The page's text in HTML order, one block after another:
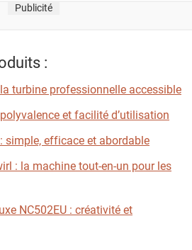
Publicité
:
turbine professionnelle accessible
et facilité d’utilisation
simple, efficace et abordable
: la machine tout-en-un pour les
NC502EU : créativité et